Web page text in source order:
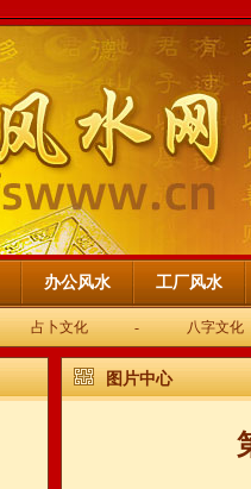
办公风水 工厂风水
占卜文化 - 八字文化
图片中心